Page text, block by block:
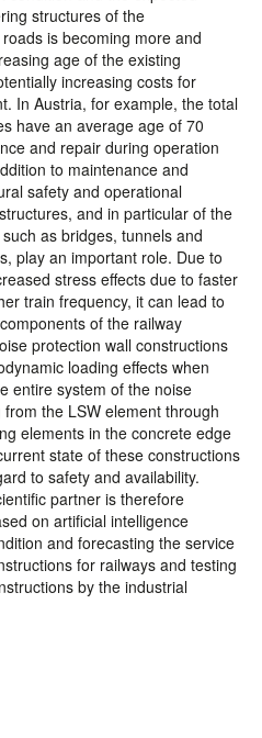
structures of the
is becoming more and
age of the existing
increasing costs for
In Austria, for example, the total
have an average age of 70
and repair during operation
to maintenance and
safety and operational
and in particular of the
as bridges, tunnels and
play an important role. Due to
stress effects due to faster
train frequency, it can lead to
of the railway
protection wall constructions
loading effects when
entire system of the noise
the LSW element through
elements in the concrete edge
state of these constructions
to safety and availability.
partner is therefore
on artificial intelligence
and forecasting the service
for railways and testing
by the industrial